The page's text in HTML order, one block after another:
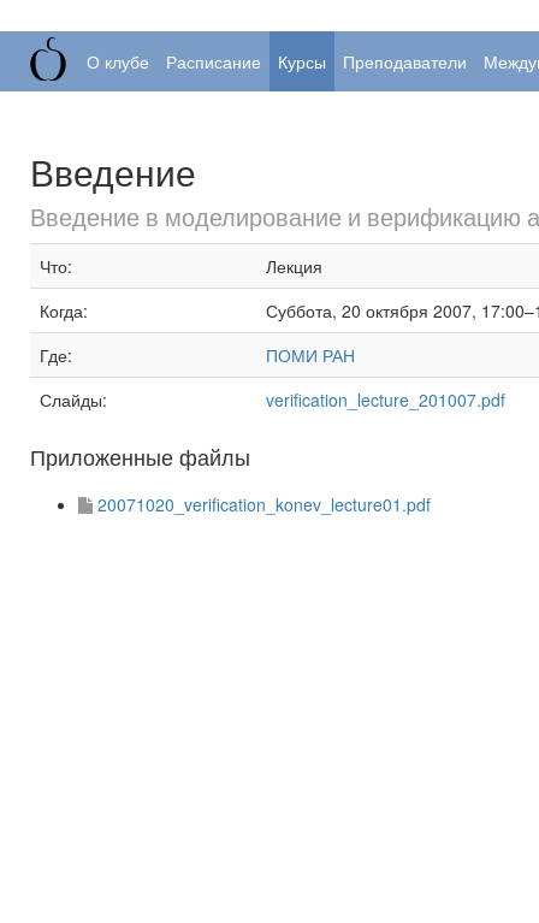
О клубе Расписание Курсы Преподаватели
Введение
Введение в моделирование и верификацию
Что:
Лекция
Когда:
Суббота, 20 октября 2007,
Где:
ПОМИ РАН
Слайды:
verification_lecture_201007.pdf
Приложенные файлы
20071020_verification_konev_lecture01.pdf